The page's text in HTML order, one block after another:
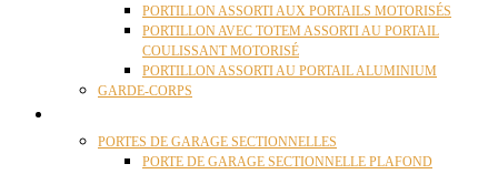
PORTILLON ASSORTI AUX PORTAILS MOTORISÉS
PORTILLON AVEC TOTEM ASSORTI AU PORTAIL
COULISSANT MOTORISÉ
PORTILLON ASSORTI AU PORTAIL ALUMINIUM
GARDE-CORPS
PORTES DE GARAGE SECTIONNELLES
PORTE DE GARAGE SECTIONNELLE PLAFOND